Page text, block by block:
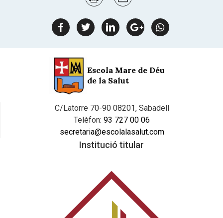
facebook
twitterlinkedingoogle
plus
Whatsapp
Escola Mare de Déu
de la Salut
C/Latorre 70-90 08201, Sabadell
Telèfon: 93 727 00 06
secretaria@escolalasalut.com
Institució titular